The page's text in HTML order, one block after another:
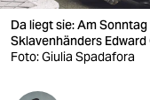
verlag
veranstaltungen
Da liegt sie: Am
Sklavenhänders
Foto: Giulia Spadafora